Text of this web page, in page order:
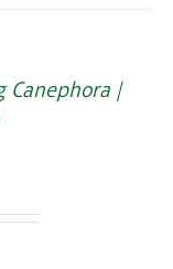
Canephora |